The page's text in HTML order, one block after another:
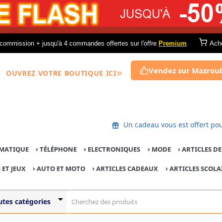
+ jusqu'à 4 commandes offertes sur l'offre Premium
OUVREZ VOTRE BOUTIQUE ICI Vendez sur
Un cadeau vous est
›TÉLÉPHONE › ELECTRONIQUES › MODE ›ARTICLES
ET JEUX ›AUTO ET MOTO › ARTICLES CADEAUX › ARTICLES